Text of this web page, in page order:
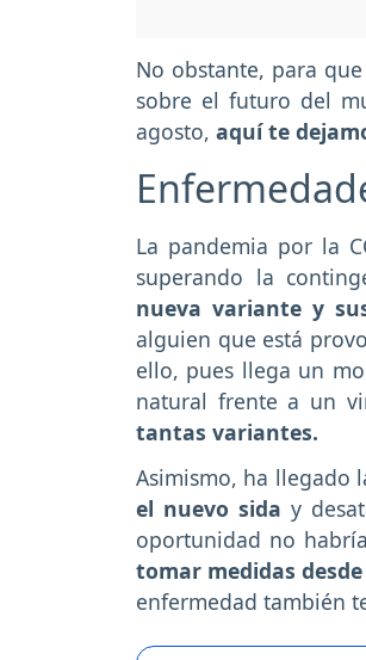
No obstante, para
sobre el futuro del
agosto, aquí te
La pandemia por la
superando la
nueva variante y
alguien que está
ello, pues llega un
natural frente a un
tantas variantes.
Asimismo, ha llegado
el nuevo sida y
oportunidad no
tomar medidas
enfermedad también